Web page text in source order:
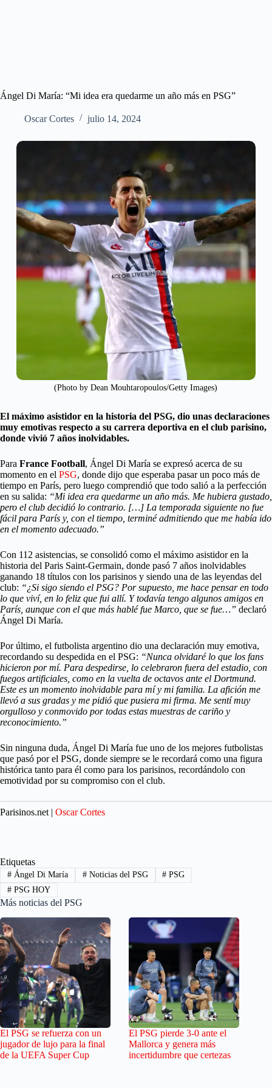
Ángel Di María: “Mi idea era quedarme un año más en PSG”
Oscar Cortes julio 14, 2024
(Photo by Dean Mouhtaropoulos/Getty Images)
El máximo asistidor en la historia del PSG, dio unas declaraciones
muy emotivas respecto a su carrera deportiva en el club parisino,
donde vivió 7 años inolvidables.
Para France Football, Ángel Di María se expresó acerca de su
momento en el PSG, donde dijo que esperaba pasar un poco más de
tiempo en París, pero luego comprendió que todo salió a la perfección
en su salida: “Mi idea era quedarme un año más. Me hubiera gustado,
pero el club decidió lo contrario. […] La temporada siguiente no fue
fácil para París y, con el tiempo, terminé admitiendo que me había ido
en el momento adecuado.”
Con 112 asistencias, se consolidó como el máximo asistidor en la
historia del Paris Saint-Germain, donde pasó 7 años inolvidables
ganando 18 títulos con los parisinos y siendo una de las leyendas del
club: “¿Si sigo siendo el PSG? Por supuesto, me hace pensar en todo
lo que viví, en lo feliz que fui allí. Y todavía tengo algunos amigos en
París, aunque con el que más hablé fue Marco, que se fue…” declaró
Ángel Di María.
Por último, el futbolista argentino dio una declaración muy emotiva,
recordando su despedida en el PSG: “Nunca olvidaré lo que los fans
hicieron por mí. Para despedirse, lo celebraron fuera del estadio, con
fuegos artificiales, como en la vuelta de octavos ante el Dortmund.
Este es un momento inolvidable para mí y mi familia. La afición me
llevó a sus gradas y me pidió que pusiera mi firma. Me sentí muy
orgulloso y conmovido por todas estas muestras de cariño y
reconocimiento.”
Sin ninguna duda, Ángel Di María fue uno de los mejores futbolistas
que pasó por el PSG, donde siempre se le recordará como una figura
histórica tanto para él como para los parisinos, recordándolo con
emotividad por su compromiso con el club.
Parisinos.net | Oscar Cortes
Etiquetas
#Ángel Di María #Noticias del PSG # PSG
#PSG HOY
Más noticias del PSG
El PSG se refuerza con un
jugador de lujo para la final
de la UEFA Super Cup
El PSG pierde 3-0 ante el
Mallorca y genera más
incertidumbre que certezas